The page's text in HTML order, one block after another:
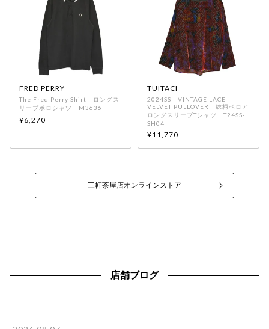
FRED PERRY
The Fred Perry Shirt ロングス
リーブポロシャツ M3636
¥6,270
TUITACI
2024SS VINTAGE LACE
VELVET PULLOVER 総柄ベロア
ロングスリーブTシャツ T24SS-
SH04
¥11,770
三軒茶屋店オンラインストア
店舗ブログ